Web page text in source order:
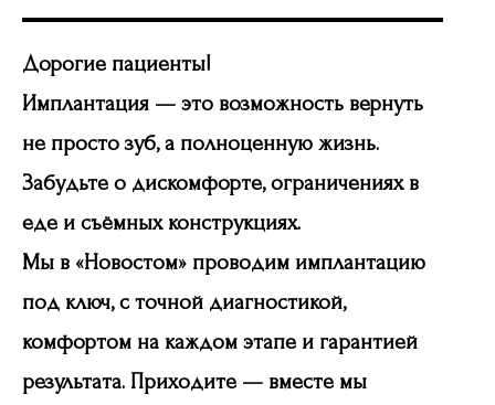
Дорогие пациенты!
Имплантация — это возможность вернуть
не просто зуб, а полноценную жизнь.
Забудьте о дискомфорте, ограничениях в
еде и съёмных конструкциях.
Мы в «Новостом» проводим имплантацию
под ключ, с точной диагностикой,
комфортом на каждом этапе и гарантией
результата. Приходите — вместе мы
Часто задаваемые
вопросы